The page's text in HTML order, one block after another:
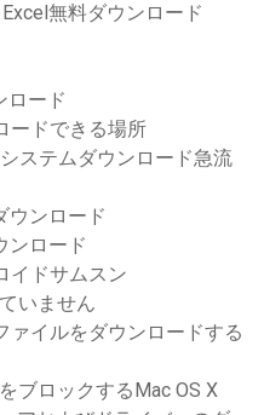
無料ダウンロード
ロード
ードできる場所
ステムダウンロード急流
ウンロード
ンロード
イドサムスン
いません
ァイルをダウンロードする
ブロックするMac OS X